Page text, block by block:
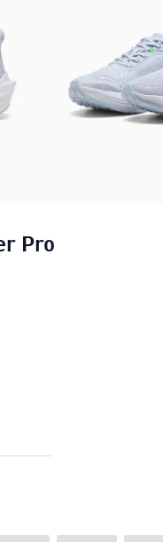
Pro
Corrida Darter Pro